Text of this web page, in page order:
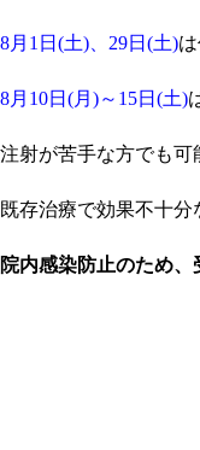
8月1日(土)、29日(土)
8月10日(月)～15日(土)
注射が苦手な方でも可
既存治療で効果不十分
院内感染防止のため